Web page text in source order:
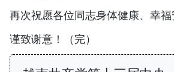
再次祝愿各位同志身体健康、幸福
谨致谢意！（完）